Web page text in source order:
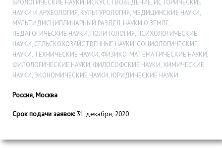
БИОЛОГИЧЕСКИЕ НАУКИ, ИСКУССТВОВЕДЕНИЕ, ИСТОРИЧЕСКИЕ
НАУКИ И АРХЕОЛОГИЯ, КУЛЬТУРОЛОГИЯ, МЕДИЦИНСКИЕ НАУКИ,
МУЛЬТИДИСЦИПЛИНАРНЫЙ РАЗДЕЛ, НАУКИ О ЗЕМЛЕ,
ПЕДАГОГИЧЕСКИЕ НАУКИ, ПОЛИТОЛОГИЯ, ПСИХОЛОГИЧЕСКИЕ
НАУКИ, СЕЛЬСКОХОЗЯЙСТВЕННЫЕ НАУКИ, СОЦИОЛОГИЧЕСКИЕ
НАУКИ, ТЕХНИЧЕСКИЕ НАУКИ, ФИЗИКО-МАТЕМАТИЧЕСКИЕ НАУКИ,
ФИЛОЛОГИЧЕСКИЕ НАУКИ, ФИЛОСОФСКИЕ НАУКИ, ХИМИЧЕСКИЕ
НАУКИ, ЭКОНОМИЧЕСКИЕ НАУКИ, ЮРИДИЧЕСКИЕ НАУКИ
Россия, Москва
Срок подачи заявок:31 декабря, 2020